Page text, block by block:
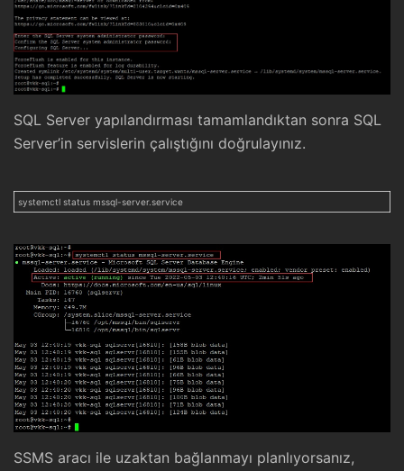
SQL Server yapılandırması tamamlandıktan sonra SQL
Server’in servislerin çalıştığını doğrulayınız.
systemctl status mssql-server.service
SSMS aracı ile uzaktan bağlanmayı planlıyorsanız,